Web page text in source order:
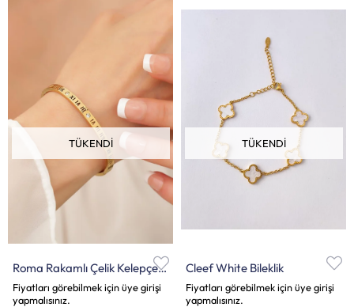
TÜKENDI
Roma Rakamlı Çelik Kelepçe Bileklik
Fiyatları görebilmek için üye girişi
yapmalısınız.
TÜKENDI
Cleef White Bileklik
Fiyatları görebilmek için üye girişi
yapmalısınız.